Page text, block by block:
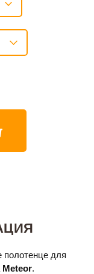
полотенце для
Meteor.